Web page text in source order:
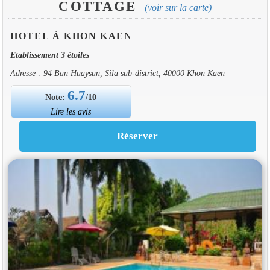
COTTAGE (voir sur la carte)
HOTEL À KHON KAEN
Etablissement 3 étoiles
Adresse : 94 Ban Huaysun, Sila sub-district, 40000 Khon Kaen
Note:6.7/10
Lire les avis